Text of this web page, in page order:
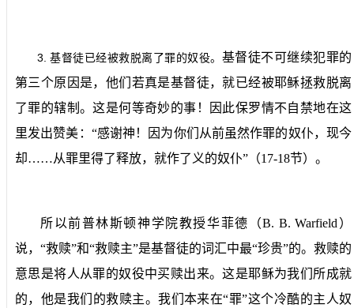
3.基督徒已经被救脱离了罪的奴役。 基督徒不可继续犯罪的
第三个原因是，他们若真是基督徒，就已经被耶稣拯救脱离
了罪的辖制。这是何等奇妙的事！因此保罗情不自禁地在这
里发出赞美：“感谢神！因为你们从前虽然作罪的奴仆，现今
却……从罪里得了释放，就作了义的奴仆”（17-18节）。
所以前普林斯顿神学院教授华菲德（B. B. Warfield ）
说，“救赎”和“救赎主”是基督徒的词汇中最“珍贵”的。救赎的
意思是将人从罪的奴役中买赎出来。这是耶稣为我们所成就
的，他是我们的救赎主。我们本来在“罪”这个冷酷的主人奴